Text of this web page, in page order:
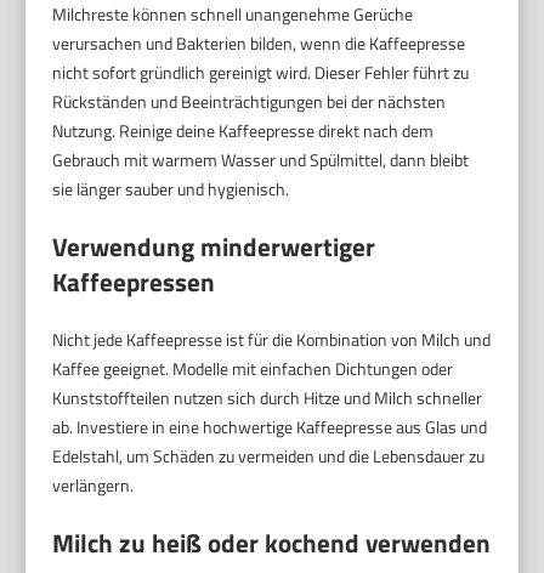
Milchreste können schnell unangenehme Gerüche
verursachen und Bakterien bilden, wenn die Kaffeepresse
nicht sofort gründlich gereinigt wird. Dieser Fehler führt zu
Rückständen und Beeinträchtigungen bei der nächsten
Nutzung. Reinige deine Kaffeepresse direkt nach dem
Gebrauch mit warmem Wasser und Spülmittel, dann bleibt
sie länger sauber und hygienisch.
Verwendung minderwertiger
Kaffeepressen
Nicht jede Kaffeepresse ist für die Kombination von Milch und
Kaffee geeignet. Modelle mit einfachen Dichtungen oder
Kunststoffteilen nutzen sich durch Hitze und Milch schneller
ab. Investiere in eine hochwertige Kaffeepresse aus Glas und
Edelstahl, um Schäden zu vermeiden und die Lebensdauer zu
verlängern.
Milch zu heiß oder kochend verwenden